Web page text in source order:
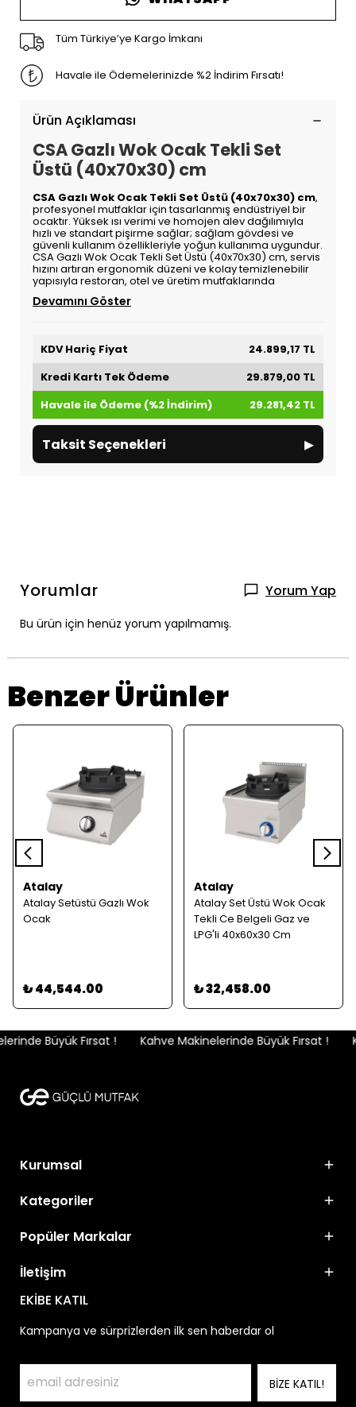
Tüm Türkiye’ye Kargo İmkanı
Havale ile Ödemelerinizde %2 İndirim Fırsatı!
Ürün Açıklaması
CSA Gazlı Wok Ocak Tekli Set
Üstü (40x70x30) cm
CSA Gazlı Wok Ocak Tekli Set Üstü (40x70x30) cm,
profesyonel mutfaklar için tasarlanmış endüstriyel bir
ocaktır. Yüksek ısı verimi ve homojen alev dağılımıyla
hızlı ve standart pişirme sağlar; sağlam gövdesi ve
güvenli kullanım özellikleriyle yoğun kullanıma uygundur.
CSA Gazlı Wok Ocak Tekli Set Üstü (40x70x30) cm, servis
hızını artıran ergonomik düzeni ve kolay temizlenebilir
yapısıyla restoran, otel ve üretim mutfaklarında
Devamını Göster
KDV Hariç Fiyat
24.899,17 TL
Kredi Kartı Tek Ödeme
29.879,00 TL
Havale ile Ödeme (%2 İndirim)
29.281,42 TL
Taksit Seçenekleri ▸
Yorumlar Yorum Yap
Bu ürün için henüz yorum yapılmamış.
Benzer Ürünler
Atalay
Atalay Setüstü Gazlı Wok
Ocak
₺ 44,544.00
Atalay
Atalay Set Üstü Wok Ocak
Tekli Ce Belgeli Gaz ve
LPG'li 40x60x30 Cm
₺ 32,458.00
Büyük Fırsat ! Kahve Makinelerinde Büyük Fırsat !
Kurumsal
Kategoriler
Popüler Markalar
İletişim
EKİBE KATIL
Kampanya ve sürprizlerden ilk sen haberdar ol
BİZE KATIL!